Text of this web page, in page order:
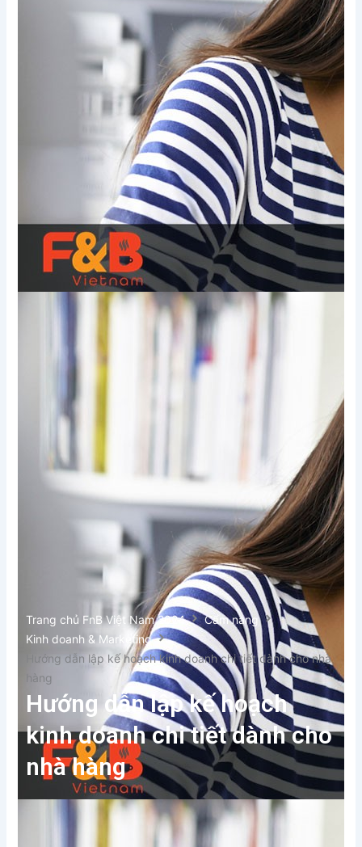
Trang chủ FnB Việt Nam 2024
Cẩm nang
Kinh doanh & Marketing
Hướng dẫn lập kế hoạch kinh doanh chi tiết dành cho nhà
hàng
Hướng dẫn lập kế hoạch
kinh doanh chi tiết dành cho
nhà hàng